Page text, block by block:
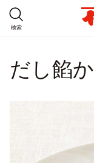
検索
ホーム
だし餡